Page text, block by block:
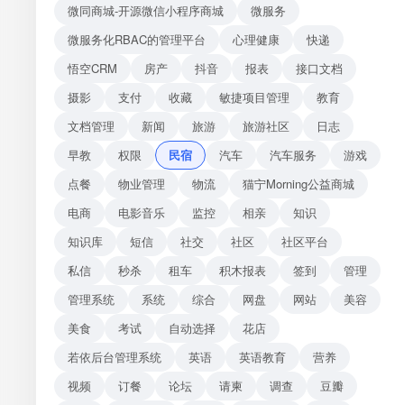
微同商城-开源微信小程序商城
微服务
微服务化RBAC的管理平台
心理健康
快递
悟空CRM
房产 抖音 报表
接口文档
摄影
支付 收藏 敏捷项目管理
教育
文档管理
新闻 旅游 旅游社区
日志
早教
权限 民宿 汽车 汽车服务
游戏
点餐
物业管理 物流
猫宁Morning公益商城
电商
电影音乐 监控 相亲
知识
知识库
短信 社交 社区
社区平台
私信
秒杀 租车 积木报表 签到
管理
管理系统
系统 综合 网盘 网站
美容
美食
考试 自动选择
花店
若依后台管理系统
英语 英语教育
营养
视频
订餐 论坛 请柬 调查
豆瓣